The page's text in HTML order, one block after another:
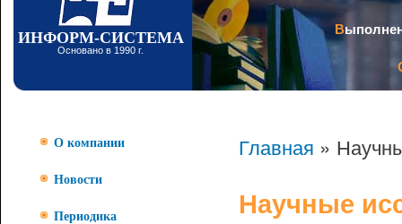
ИНФОРМ-СИСТЕМА
Основано в 1990 г.
О компании
Новости
Периодика
Главная »
Научные